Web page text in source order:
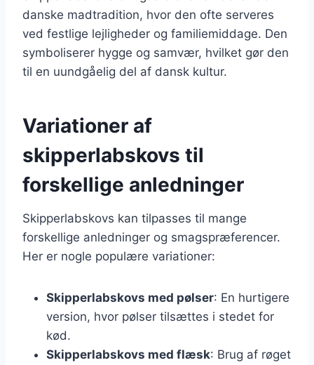
danske madtradition, hvor den ofte serveres
ved festlige lejligheder og familiemiddage. Den
symboliserer hygge og samvær, hvilket gør den
til en uundgåelig del af dansk kultur.
Variationer af
skipperlabskovs til
forskellige anledninger
Skipperlabskovs kan tilpasses til mange
forskellige anledninger og smagspræferencer.
Her er nogle populære variationer:
Skipperlabskovs med pølser: En hurtigere
version, hvor pølser tilsættes i stedet for
kød.
Skipperlabskovs med flæsk: Brug af røget